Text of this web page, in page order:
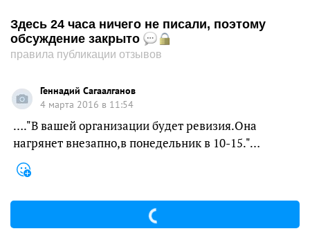
Здесь 24 часа ничего не писали, поэтому
обсуждение закрыто
правила публикации отзывов
Геннадий Сагаалганов
4 марта 2016 в 11:54
…."В вашей организации будет ревизия.Она
нагрянет внезапно,в понедельник в 10-15."…